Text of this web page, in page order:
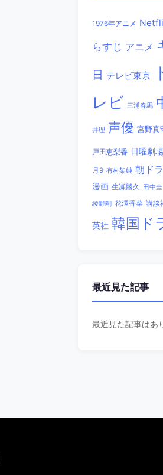
1976年アニメ
らすじ アニメ
日 テレビ東京
レビ 三浦春馬
井理 声優 宮野真
戸田恵梨香 日曜劇場
月9 有村架純 朝ドラ
漫画 生瀬勝久 田中圭
綾野剛 花澤香菜 講談
英社 韓国ド
最近見た記事
最近見た記事はあ